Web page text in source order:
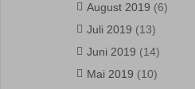
August 2019 (6)
Juli 2019 (13)
Juni 2019 (14)
Mai 2019 (10)